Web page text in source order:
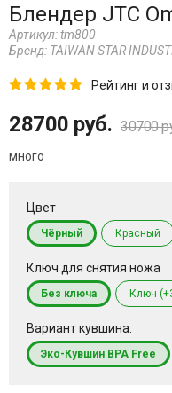
Блендер JTC
Артикул:tm800
Бренд: TAIWAN STAR
Рейтинг и
28700 руб. 30700
много
Цвет
Чёрный Красный
Ключ для снятия ножа
Без ключа Ключ
Вариант кувшина:
Эко-Кувшин BPA Free